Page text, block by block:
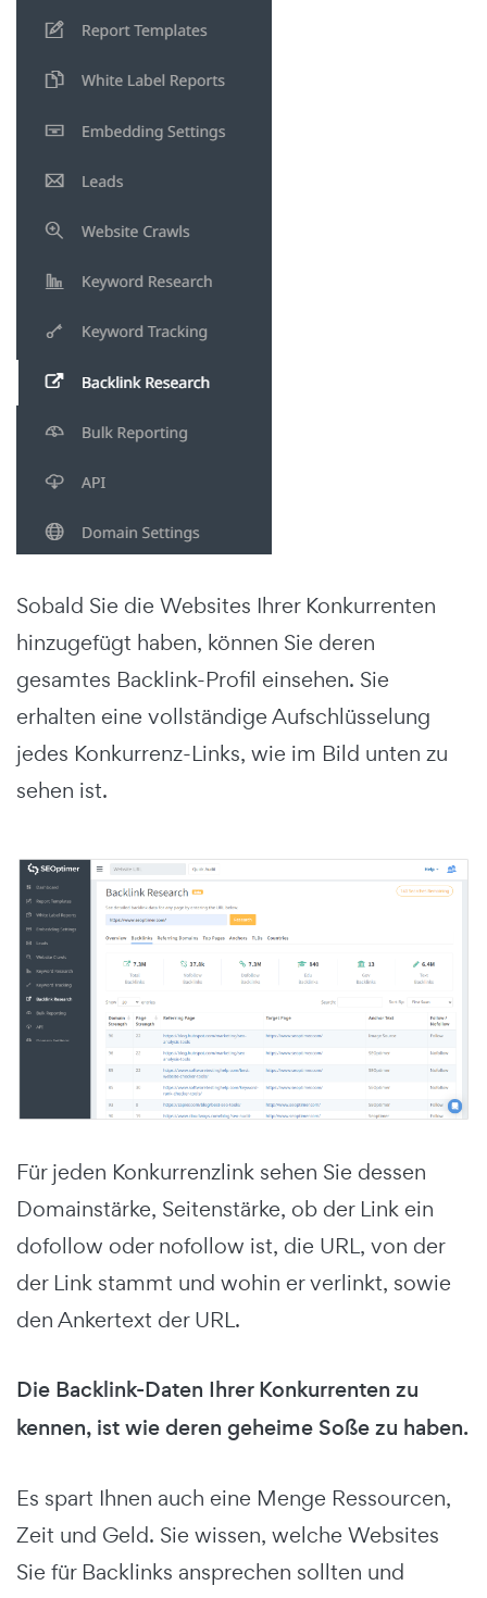
Sobald Sie die Websites Ihrer Konkurrenten
hinzugefügt haben, können Sie deren
gesamtes Backlink-Profil einsehen. Sie
erhalten eine vollständige Aufschlüsselung
jedes Konkurrenz-Links, wie im Bild unten zu
sehen ist.
Für jeden Konkurrenzlink sehen Sie dessen
Domainstärke, Seitenstärke, ob der Link ein
dofollow oder nofollow ist, die URL, von der
der Link stammt und wohin er verlinkt, sowie
den Ankertext der URL.
Die Backlink-Daten Ihrer Konkurrenten zu
kennen, ist wie deren geheime Soße zu haben.
Es spart Ihnen auch eine Menge Ressourcen,
Zeit und Geld. Sie wissen, welche Websites
Sie für Backlinks ansprechen sollten und